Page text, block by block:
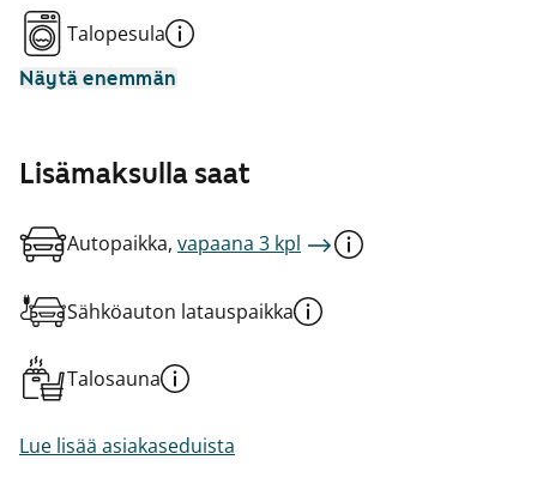
Talopesula
Näytä enemmän
Lisämaksulla saat
Autopaikka, vapaana 3 kpl
Sähköauton latauspaikka
Talosauna
Lue lisää asiakaseduista